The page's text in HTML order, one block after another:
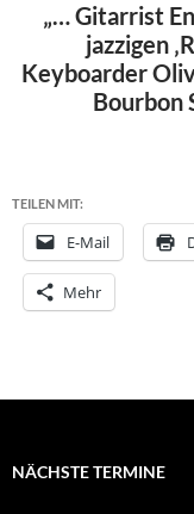
„… Gitarrist
jazzigen
Keyboarder
Bourbon
TEILEN MIT:
E-Mail
Mehr
NÄCHSTE TERMINE